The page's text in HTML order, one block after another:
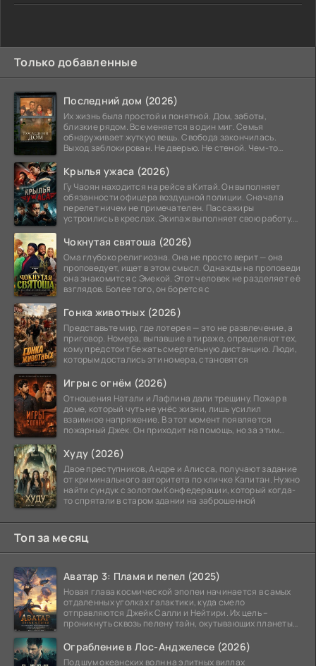
Только добавленные
Последний дом (2026)
Их жизнь была простой и понятной. Дом, заботы,
близкие рядом. Все меняется в один миг. Семья
обнаруживает жуткую вещь. Свобода закончилась.
Выход заблокирован. Не дверью. Не стеной. Чем-то
Крылья ужаса (2026)
Гу Чаоян находится на рейсе в Китай. Он выполняет
обязанности офицера воздушной полиции. Сначала
перелет ничем не примечателен. Пассажиры
устроились в креслах. Экипаж выполняет свою работу.
Чокнутая святоша (2026)
Ома глубоко религиозна. Она не просто верит — она
проповедует, ищет в этом смысл. Однажды на проповеди
она знакомится с Эмекой. Этот человек не разделяет её
взглядов. Более того, он борется с
Гонка животных (2026)
Представьте мир, где лотерея — это не развлечение, а
приговор. Номера, выпавшие в тираже, определяют тех,
кому предстоит бежать смертельную дистанцию. Люди,
которым достались эти номера, становятся
Игры с огнём (2026)
Отношения Натали и Лафлина дали трещину. Пожар в
доме, который чуть не унёс жизни, лишь усилил
взаимное напряжение. В этот момент появляется
пожарный Джек. Он приходит на помощь, но за этим
Худу (2026)
Двое преступников, Андре и Алисса, получают задание
от криминального авторитета по кличке Капитан. Нужно
найти сундук с золотом Конфедерации, который когда-
то спрятали в старом здании на заброшенной
Топ за месяц
Аватар 3: Пламя и пепел (2025)
Новая глава космической эпопеи начинается в самых
отдаленных уголках галактики, куда смело
отправляются Джейк Салли и Нейтири. Их цель –
проникнуть сквозь пелену тайн, окутывающих планеты
Ограбление в Лос-Анджелесе (2026)
Под шум океанских волн на элитных виллах